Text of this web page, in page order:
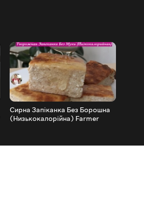
Сирна Запіканка Без Борошна
(Низькокалорійна) Farmer